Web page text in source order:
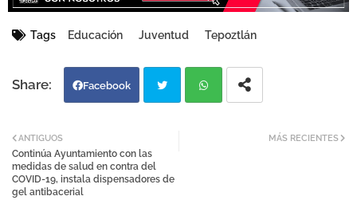
Tags Educación Juventud Tepoztlán
Facebook
MÁS RECIENTES
ANTIGUOS
Continúa Ayuntamiento con las
medidas de salud en contra del
COVID-19, instala dispensadores de
gel antibacerial